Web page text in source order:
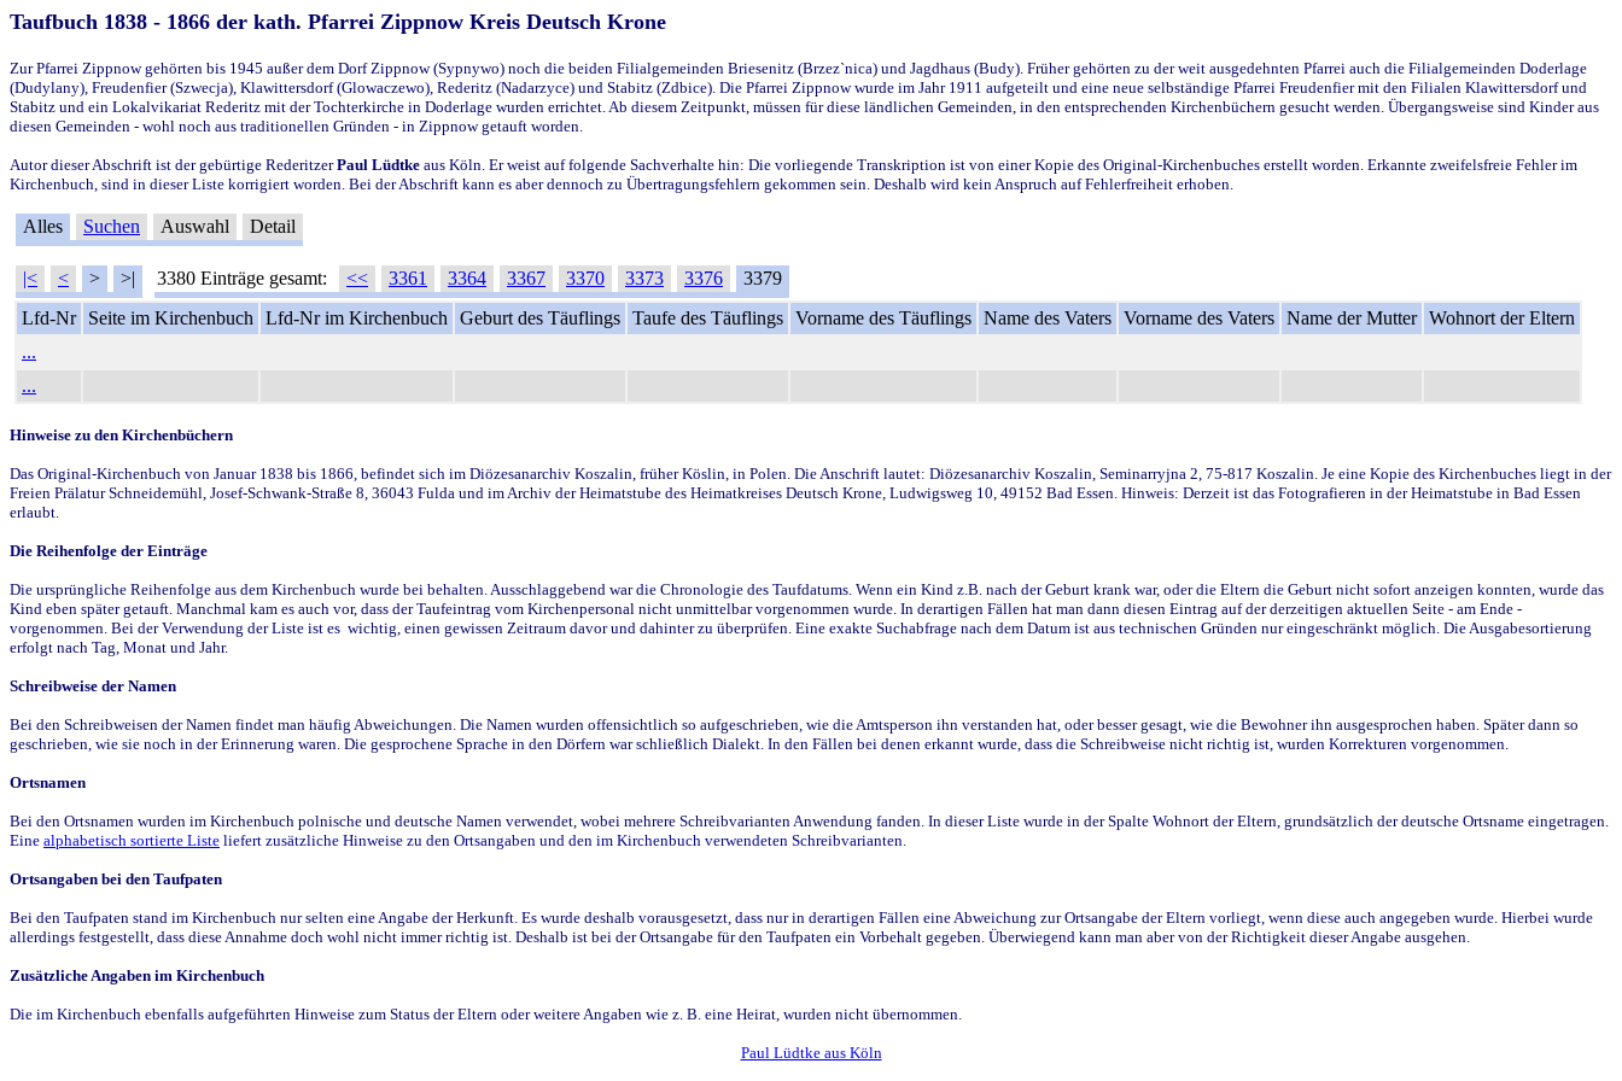
Taufbuch 1838 - 1866 der kath. Pfarrei Zippnow Kreis Deutsch Krone
Zur Pfarrei Zippnow gehörten bis 1945 außer dem Dorf Zippnow (Sypnywo) noch die beiden Filialgemeinden Briesenitz (Brzez`nica) und Jagdhaus (Budy). Früher gehörten zu der weit ausgedehnten Pfarrei auch die Filialgemeinden Doderlage
(Dudylany), Freudenfier (Szwecja), Klawittersdorf (Glowaczewo), Rederitz (Nadarzyce) und Stabitz (Zdbice). Die Pfarrei Zippnow wurde im Jahr 1911 aufgeteilt und eine neue selbständige Pfarrei Freudenfier mit den Filialen Klawittersdorf und
Stabitz und ein Lokalvikariat Rederitz mit der Tochterkirche in Doderlage wurden errichtet. Ab diesem Zeitpunkt, müssen für diese ländlichen Gemeinden, in den entsprechenden Kirchenbüchern gesucht werden. Übergangsweise sind Kinder aus
diesen Gemeinden - wohl noch aus traditionellen Gründen - in Zippnow getauft worden.
Autor dieser Abschrift ist der gebürtige RederitzerPaul Lüdtke aus Köln. Er weist auf folgende Sachverhalte hin: Die vorliegende Transkription ist von einer Kopie des Original-Kirchenbuches erstellt worden. Erkannte zweifelsfreie Fehler im
Kirchenbuch, sind in dieser Liste korrigiert worden. Bei der Abschrift kann es aber dennoch zu Übertragungsfehlern gekommen sein. Deshalb wird kein Anspruch auf Fehlerfreiheit erhoben.
Alles Suchen Auswahl Detail
|< < > >| 3380 Einträge gesamt: << 3361 3364 3367 3370 3373 3376
3379
Lfd-Nr
Seite im Kirchenbuch Lfd-Nr im Kirchenbuch Geburt des Täuflings Taufe des Täuflings Vorname des Täuflings Name des Vaters Vorname des Vaters Name der Mutter Wohnort der Eltern
...
...
Hinweise zu den Kirchenbüchern
Das Original-Kirchenbuch von Januar 1838 bis 1866, befindet sich im Diözesanarchiv Koszalin, früher Köslin, in Polen. Die Anschrift lautet: Diözesanarchiv Koszalin, Seminarryjna 2, 75-817 Koszalin. Je eine Kopie des Kirchenbuches liegt in der
Freien Prälatur Schneidemühl, Josef-Schwank-Straße 8, 36043 Fulda und im Archiv der Heimatstube des Heimatkreises Deutsch Krone, Ludwigsweg 10, 49152 Bad Essen. Hinweis: Derzeit ist das Fotografieren in der Heimatstube in Bad Essen
erlaubt.
Die Reihenfolge der Einträge
Die ursprüngliche Reihenfolge aus dem Kirchenbuch wurde bei behalten. Ausschlaggebend war die Chronologie des Taufdatums. Wenn ein Kind z.B. nach der Geburt krank war, oder die Eltern die Geburt nicht sofort anzeigen konnten, wurde das
Kind eben später getauft. Manchmal kam es auch vor, dass der Taufeintrag vom Kirchenpersonal nicht unmittelbar vorgenommen wurde. In derartigen Fällen hat man dann diesen Eintrag auf der derzeitigen aktuellen Seite - am Ende -
vorgenommen. Bei der Verwendung der Liste ist es wichtig, einen gewissen Zeitraum davor und dahinter zu überprüfen. Eine exakte Suchabfrage nach dem Datum ist aus technischen Gründen nur eingeschränkt möglich. Die Ausgabesortierung
erfolgt nach Tag, Monat und Jahr.
Schreibweise der Namen
Bei den Schreibweisen der Namen findet man häufig Abweichungen. Die Namen wurden offensichtlich so aufgeschrieben, wie die Amtsperson ihn verstanden hat, oder besser gesagt, wie die Bewohner ihn ausgesprochen haben. Später dann so
geschrieben, wie sie noch in der Erinnerung waren. Die gesprochene Sprache in den Dörfern war schließlich Dialekt. In den Fällen bei denen erkannt wurde, dass die Schreibweise nicht richtig ist, wurden Korrekturen vorgenommen.
Ortsnamen
Bei den Ortsnamen wurden im Kirchenbuch polnische und deutsche Namen verwendet, wobei mehrere Schreibvarianten Anwendung fanden. In dieser Liste wurde in der Spalte Wohnort der Eltern, grundsätzlich der deutsche Ortsname eingetragen.
Eine alphabetisch sortierte Liste liefert zusätzliche Hinweise zu den Ortsangaben und den im Kirchenbuch verwendeten Schreibvarianten.
Ortsangaben bei den Taufpaten
Bei den Taufpaten stand im Kirchenbuch nur selten eine Angabe der Herkunft. Es wurde deshalb vorausgesetzt, dass nur in derartigen Fällen eine Abweichung zur Ortsangabe der Eltern vorliegt, wenn diese auch angegeben wurde. Hierbei wurde
allerdings festgestellt, dass diese Annahme doch wohl nicht immer richtig ist. Deshalb ist bei der Ortsangabe für den Taufpaten ein Vorbehalt gegeben. Überwiegend kann man aber von der Richtigkeit dieser Angabe ausgehen.
Zusätzliche Angaben im Kirchenbuch
Die im Kirchenbuch ebenfalls aufgeführten Hinweise zum Status der Eltern oder weitere Angaben wie z. B. eine Heirat, wurden nicht übernommen.
Paul Lüdtke aus Köln